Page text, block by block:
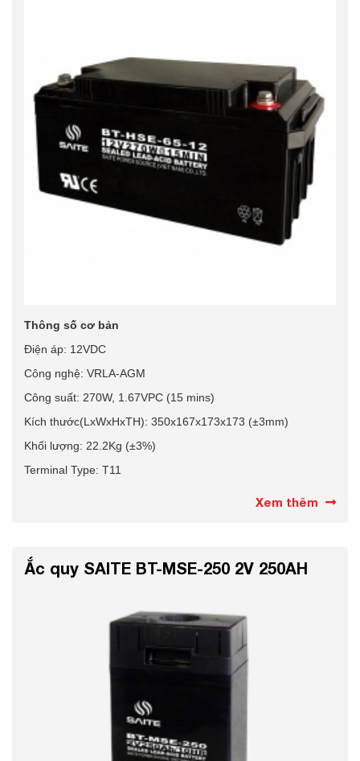
Thông số cơ bản
Điện áp: 12VDC
Công nghệ: VRLA-AGM
Công suất: 270W, 1.67VPC (15 mins)
Kích thước(LxWxHxTH): 350x167x173x173 (±3mm)
Khối lượng: 22.2Kg (±3%)
Terminal Type: T11
Xem thêm
Ắc quy SAITE BT-MSE-250 2V 250AH